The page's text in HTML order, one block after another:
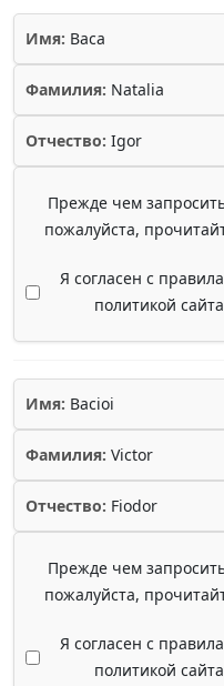
Имя: Baca
Фамилия: Natalia
Отчество: Igor
Прежде чем
пожалуйста,
Я согласен с
политикой сайта
Имя: Bacioi
Фамилия: Victor
Отчество: Fiodor
Прежде чем
пожалуйста,
Я согласен с
политикой сайта